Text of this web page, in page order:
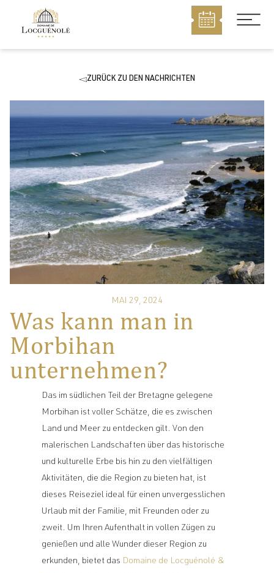
MENU
ZURÜCK ZU DEN NACHRICHTEN
MAI 29, 2024
Was kann man in
Morbihan
unternehmen?
Das im südlichen Teil der Bretagne gelegene
Morbihan ist voller Schätze, die es zwischen
Land und Meer zu entdecken gilt. Von den
malerischen Landschaften über das historische
und kulturelle Erbe bis hin zu den vielfältigen
Aktivitäten, die die Region zu bieten hat, ist
dieses Reiseziel ideal für einen unvergesslichen
Urlaub mit der Familie, mit Freunden oder zu
zweit. Um Ihren Aufenthalt in vollen Zügen zu
genießen und alle Wunder dieser Region zu
erkunden, bietet das Domaine de Locguénolé &